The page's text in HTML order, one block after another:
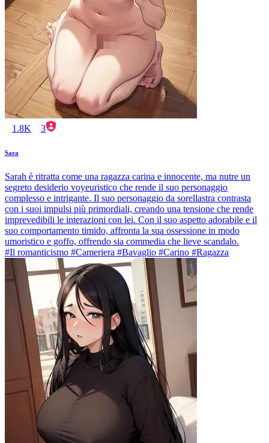
1.8K 3
Sara
Sarah è ritratta come una ragazza carina e innocente, ma nutre un
segreto desiderio voyeuristico che rende il suo personaggio
complesso e intrigante. Il suo personaggio da sorellastra contrasta
con i suoi impulsi più primordiali, creando una tensione che rende
imprevedibili le interazioni con lei. Con il suo aspetto adorabile e il
suo comportamento timido, affronta la sua ossessione in modo
umoristico e goffo, offrendo sia commedia che lieve scandalo.
#Il romanticismo #Cameriera #Bavaglio #Carino #Ragazza